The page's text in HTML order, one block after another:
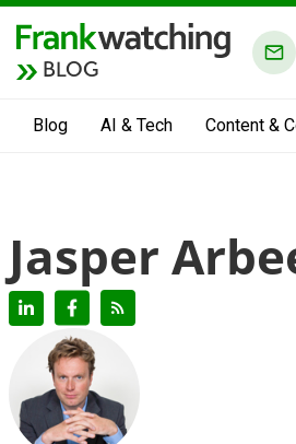
BLOG
Blog AI & Tech Content &
Jasper